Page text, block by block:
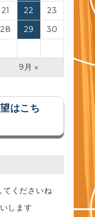
21 22 23
28 29 30
9月 »
はこち
くださいね
します